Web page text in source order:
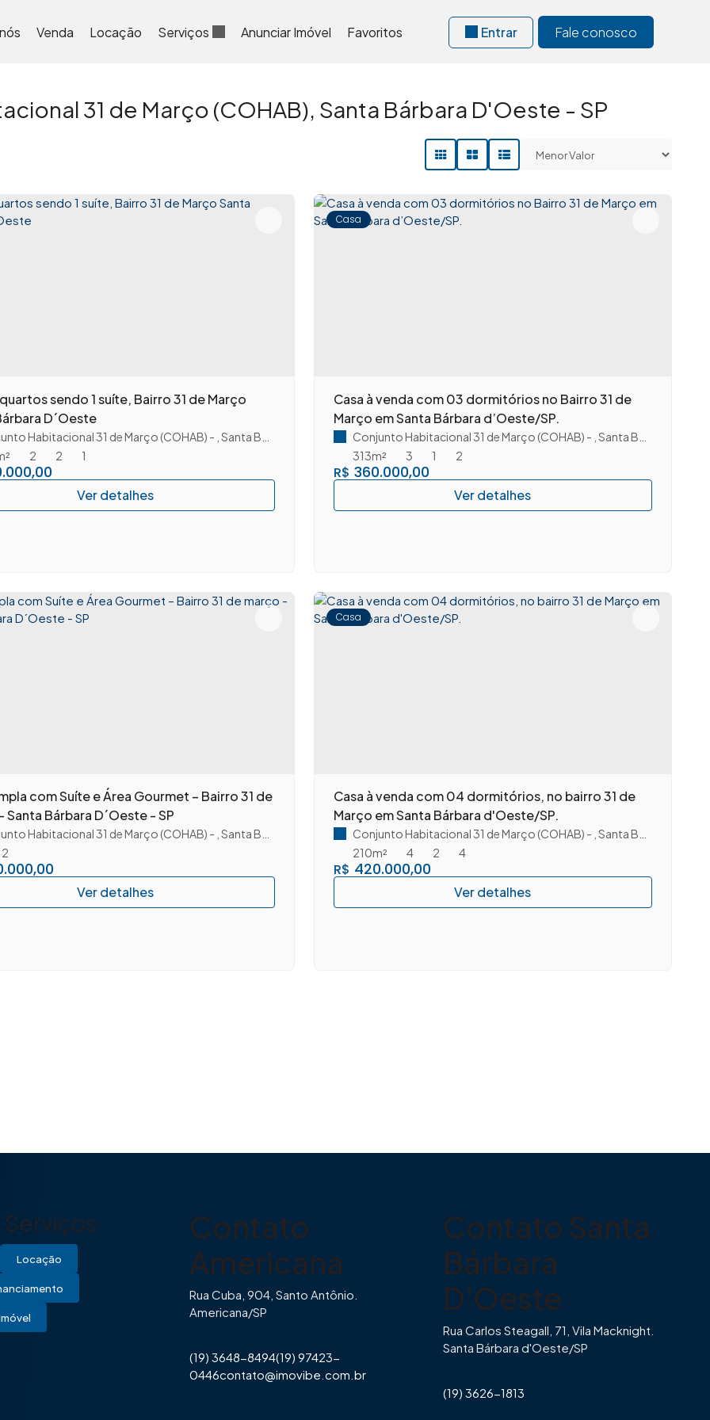
Fale conosco
Entrar
Favoritos
Anunciar Imóvel
Serviços
Locação
Venda
31 de Março (COHAB), Santa Bárbara D'Oeste - SP
sendo 1 suíte, Bairro 31 de Março
D´Oeste
Habitacional 31 de Março (COHAB) Santa Bárbara D'Oeste São Paulo,Brasil
2
2 1
Casa
Casa à venda com 03 dormitórios no Bairro 31 de
Março em Santa Bárbara d’Oeste/SP.
R$ 360.000,00
Conjunto Habitacional 31 de Março (COHAB)
Santa Bárbara D'Oeste
3
1
313m² 2
com Suíte e Área Gourmet – Bairro 31 de
Santa Bárbara D´Oeste - SP
Habitacional 31 de Março (COHAB) Santa Bárbara D'Oeste São Paulo,Brasil
2
Casa
Casa à venda com 04 dormitórios, no bairro 31 de
Março em Santa Bárbara d'Oeste/SP.
R$ 420.000,00
Conjunto Habitacional 31 de Março (COHAB)
Santa Bárbara D'Oeste
4
2
210m² 4
Serviços
Locação
Contato
Americana
Rua Cuba, 904, Santo Antônio.
Americana/SP
(19) 3648-8494(19) 97423-
0446contato@imovibe.com.br
Contato Santa
Bárbara
D'Oeste
Rua Carlos Steagall, 71, Vila Macknight.
Santa Bárbara d'Oeste/SP
(19) 3626-1813